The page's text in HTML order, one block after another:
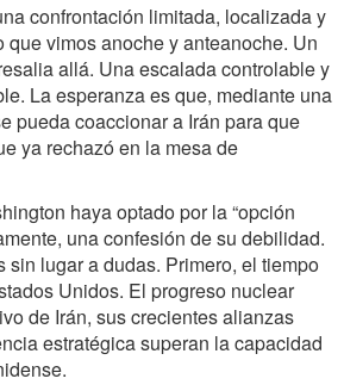
confrontación limitada, localizada y
que vimos anoche y anteanoche. Un
allá. Una escalada controlable y
La esperanza es que, mediante una
pueda coaccionar a Irán para que
ya rechazó en la mesa de
haya optado por la “opción
una confesión de su debilidad.
sin lugar a dudas. Primero, el tiempo
Unidos. El progreso nuclear
de Irán, sus crecientes alianzas
estratégica superan la capacidad